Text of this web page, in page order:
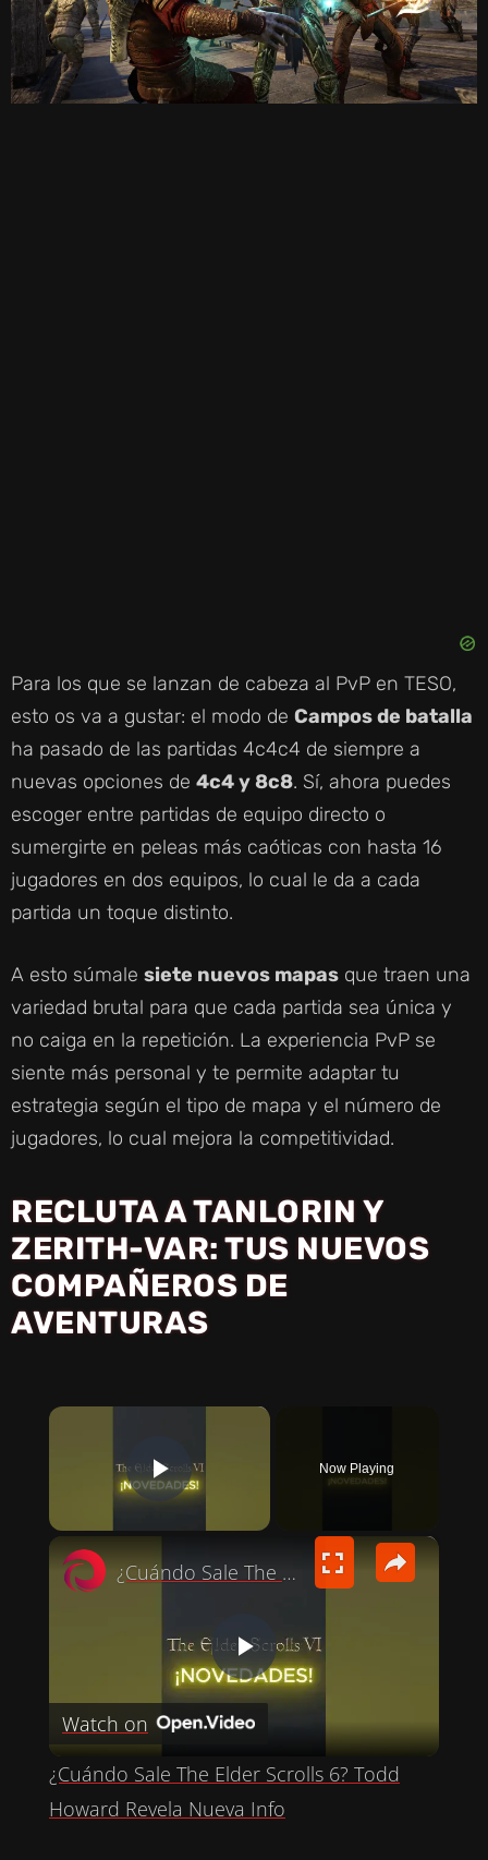
Para los que se lanzan de cabeza al PvP en TESO,
esto os va a gustar: el modo de Campos de batalla
ha pasado de las partidas 4c4c4 de siempre a
nuevas opciones de 4c4 y 8c8. Sí, ahora puedes
escoger entre partidas de equipo directo o
sumergirte en peleas más caóticas con hasta 16
jugadores en dos equipos, lo cual le da a cada
partida un toque distinto.
A esto súmale siete nuevos mapas que traen una
variedad brutal para que cada partida sea única y
no caiga en la repetición. La experiencia PvP se
siente más personal y te permite adaptar tu
estrategia según el tipo de mapa y el número de
jugadores, lo cual mejora la competitividad.
RECLUTA A TANLORIN Y
ZERITH-VAR: TUS NUEVOS
COMPAÑEROS DE
AVENTURAS
×
PLAY VIDEO
Now Playing
×
P
A
¿Cuándo Sale The Elder Scrolls 6? Todd Howard Revela Nueva Info
Watch on
¿Cuándo Sale The Elder Scrolls 6? Todd
Howard Revela Nueva Info